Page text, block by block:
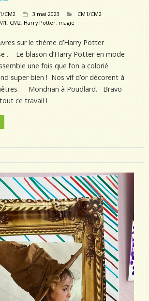
CM2 3 mai 2023
CM1/CM2
, CM2, Harry Potter, magie
sur le thème d’Harry Potter
. Le blason d’Harry Potter en mode
une fois que l’on a colorié
super bien ! Nos vif d’or décorent à
Mondrian à Poudlard. Bravo
ce travail !